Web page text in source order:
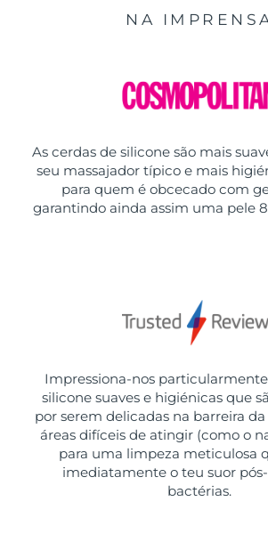
NA
As cerdas de silicone são mais
seu massajador típico e mais
para quem é obcecado com
garantindo ainda assim uma pele
Impressiona-nos
silicone suaves e higiénicas que
por serem delicadas na barreira
áreas difíceis de atingir (como o
para uma limpeza meticulosa
imediatamente o teu suor
bactérias.